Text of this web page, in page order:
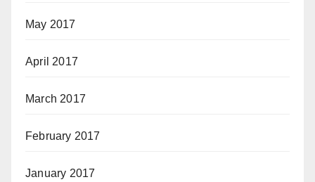
May 2017
April 2017
March 2017
February 2017
January 2017